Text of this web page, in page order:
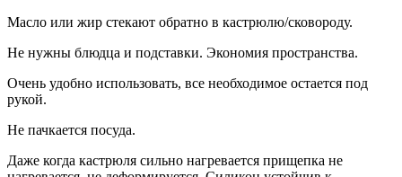
Масло или жир стекают обратно в кастрюлю/сковороду.
Не нужны блюдца и подставки. Экономия пространства.
Очень удобно использовать, все необходимое остается под
рукой.
Не пачкается посуда.
Даже когда кастрюля сильно нагревается прищепка не